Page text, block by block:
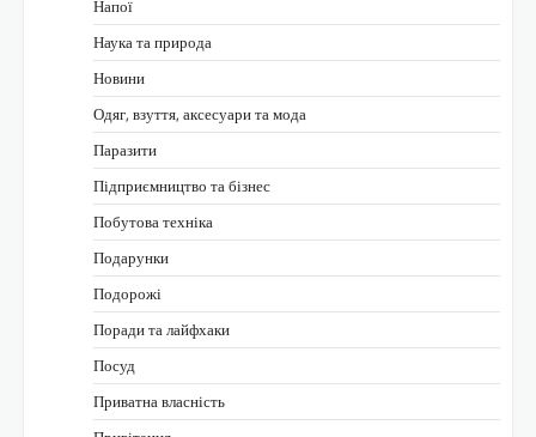
Напої
Наука та природа
Новини
Одяг, взуття, аксесуари та мода
Паразити
Підприємництво та бізнес
Побутова техніка
Подарунки
Подорожі
Поради та лайфхаки
Посуд
Приватна власність